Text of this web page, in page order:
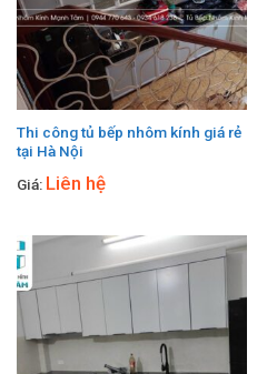
Thi công tủ bếp nhôm kính giá rẻ
tại Hà Nội
Giá: Liên hệ